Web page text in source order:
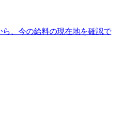
、今の給料の現在地を確認で